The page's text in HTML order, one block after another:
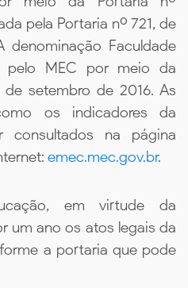
pela Portaria nº 721, de
Faculdade
pelo MEC por meio da
setembro de 2016. As
os indicadores da
consultados na página
emec.mec.gov.br.
em virtude da
um ano os atos legais da
a portaria que pode